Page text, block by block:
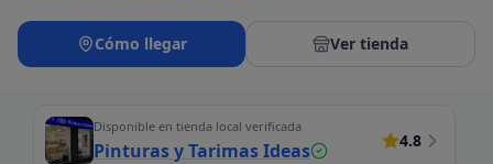
Cómo llegar Ver tienda
Disponible en tienda local verificada
Pinturas y Tarimas Ideas 4.8